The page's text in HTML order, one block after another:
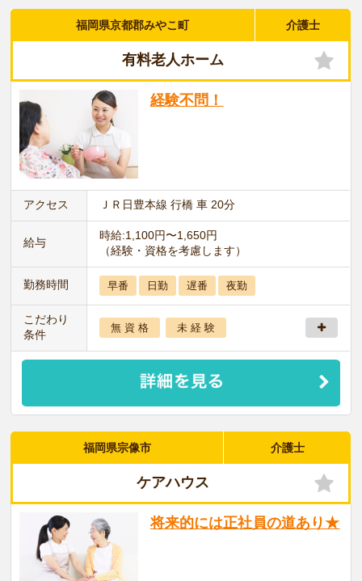
福岡県京都郡みやこ町 介護士
有料老人ホーム
経験不問！
アクセス ＪＲ日豊本線 行橋 車 20分
給与
時給:1,100円〜1,650円
（経験・資格を考慮します）
勤務時間 早番 日勤 遅番 夜勤
こだわり
条件
無 資 格 未 経 験
福岡県宗像市 介護士
ケアハウス
将来的には正社員の道あり★